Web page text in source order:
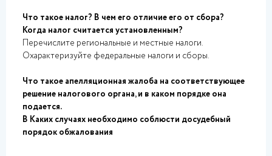
Что такое налог? В чем его отличие его от сбора?
Когда налог считается установленным?
Перечислите региональные и местные налоги.
Охарактеризуйте федеральные налоги и сборы.
Что такое апелляционная жалоба на соответствующее
решение налогового органа, и в каком порядке она
подается.
В Каких случаях необходимо соблюсти досудебный
порядок обжалования